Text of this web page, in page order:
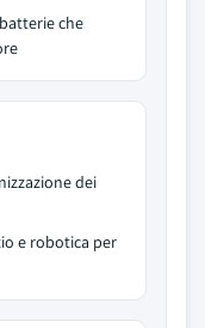
che
dei
e robotica per